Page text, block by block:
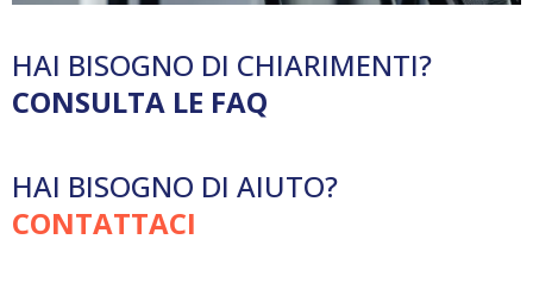
HAI BISOGNO DI CHIARIMENTI?
CONSULTA LE FAQ
HAI BISOGNO DI AIUTO?
CONTATTACI